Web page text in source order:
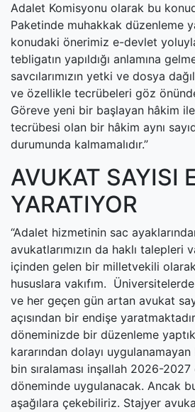
Adalet Komisyonu olarak bu
Paketinde muhakkak düzenleme
konudaki önerimiz e-devlet
tebligatın yapıldığı anlamına
savcılarımızın yetki ve dosya
ve özellikle tecrübeleri göz
Göreve yeni bir başlayan hâkim ile
tecrübesi olan bir hâkim aynı
durumunda kalmamalıdır.”
AVUKAT SAYISI
YARATIYOR
“Adalet hizmetinin sac
avukatlarımızın da haklı talepleri
içinden gelen bir milletvekili
hususlara vakıfım.
ve her geçen gün artan avukat
açısından bir endişe
döneminizde bir düzenleme
kararından dolayı
bin sıralaması inşallah 2026-
döneminde uygulanacak. Ancak
aşağılara çekebiliriz. Stajyer